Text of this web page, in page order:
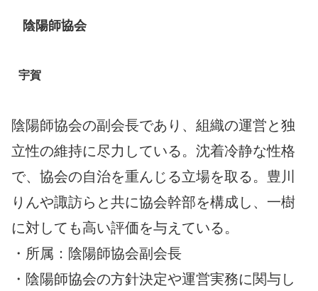
陰陽師協会
宇賀
陰陽師協会の副会長であり、組織の運営と独
立性の維持に尽力している。沈着冷静な性格
で、協会の自治を重んじる立場を取る。豊川
りんや諏訪らと共に協会幹部を構成し、一樹
に対しても高い評価を与えている。
・所属：陰陽師協会副会長
・陰陽師協会の方針決定や運営実務に関与し